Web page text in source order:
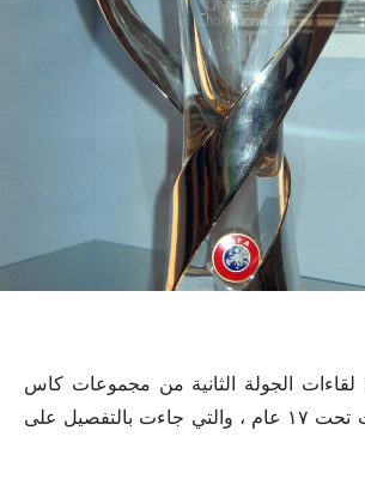
لقاءات الجولة الثانية من مجموعات كاس
امم اوروبا للناشئات تحت ١٧ عام ، والتي جاءت بالتفصيل على